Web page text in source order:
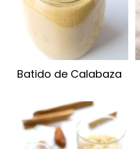
Batido de Calabaza